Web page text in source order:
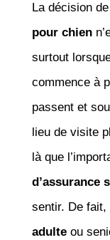
La décision de
pour chien
surtout
commence à
passent et
lieu de visite
là que
d’assurance
sentir. De
adulteou